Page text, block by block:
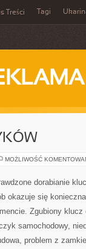
Treści Tagi
MOŻLIWOŚĆ
dorabianie
okazuje się
Zgubiony
samochodowy,
problem z